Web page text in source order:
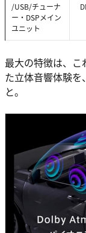
/USB/チューナ
ー・DSPメイン
ユニット
最大の特徴は、
た立体音響体験
と。